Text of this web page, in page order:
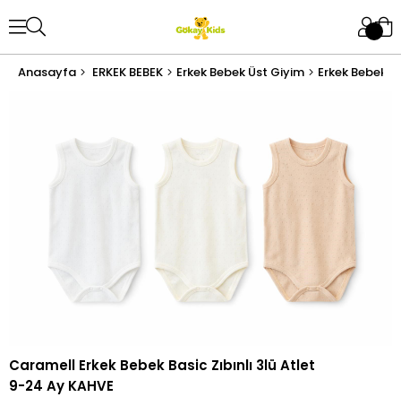
Anasayfa ERKEK BEBEK Erkek Bebek Üst Giyim Erkek Bebek
Caramell Erkek Bebek Basic Zıbınlı 3lü Atlet
9-24 Ay KAHVE